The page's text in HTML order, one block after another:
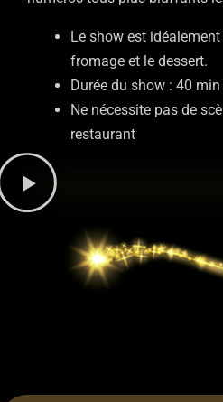
Le show est
fromage et le dessert.
Durée du show : 40 min
Ne nécessite pas de
restaurant